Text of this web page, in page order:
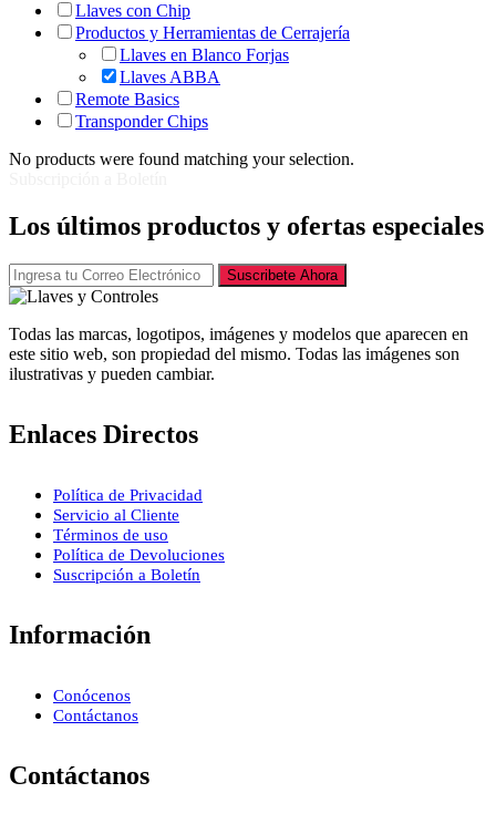
Llaves con Chip
Productos y Herramientas de Cerrajería
Llaves en Blanco Forjas
Llaves ABBA
Remote Basics
Transponder Chips
No products were found matching your selection.
Los últimos productos y ofertas especiales
Suscribete Ahora
Todas las marcas, logotipos, imágenes y modelos que aparecen en
este sitio web, son propiedad del mismo. Todas las imágenes son
ilustrativas y pueden cambiar.
Enlaces Directos
Política de Privacidad
Servicio al Cliente
Términos de uso
Política de Devoluciones
Suscripción a Boletín
Información
Conócenos
Contáctanos
Contáctanos